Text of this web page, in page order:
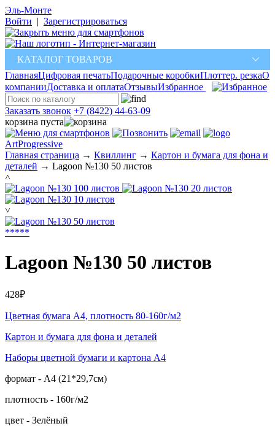
Эль-Монте
Войти | Зарегистрироваться
КАТАЛОГ ТОВАРОВ
ГлавнаяЦифровая печатьПодарочные коробкиПлоттер. резкаО
компанииДоставка и оплатаОтзывыИзбранное
Заказать звонок +7 (8422) 44-63-09
корзина пуста
ArtProgressive
Главная страница → Квиллинг → Картон и бумага для фона и
деталей → Lagoon №130 50 листов
˄
˅
*****
Lagoon №130 50 листов
428₽
Цветная бумага А4, плотность 80-160г/м2
Картон и бумага для фона и деталей
Наборы цветной бумаги и картона А4
формат - А4 (21*29,7см)
плотность - 160г/м2
цвет - Зелёный